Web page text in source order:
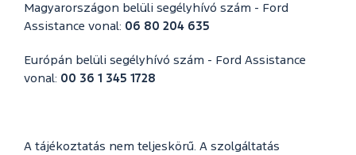
Magyarországon belüli segélyhívó szám - Ford
Assistance vonal: 06 80 204 635
Európán belüli segélyhívó szám - Ford Assistance
vonal: 00 36 1 345 1728
A tájékoztatás nem teljeskörű. A szolgáltatás